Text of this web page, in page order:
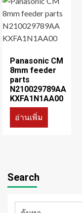
Panasonic CM
8mm feeder
parts
N210029789AA
KXFA1N1AA00
อ่านเพิ่ม
Search
ค้นหา